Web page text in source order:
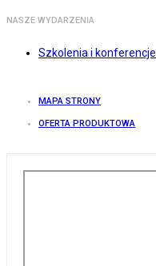
NASZE WYDARZENIA
Szkolenia i konferencje
MAPA STRONY
OFERTA PRODUKTOWA